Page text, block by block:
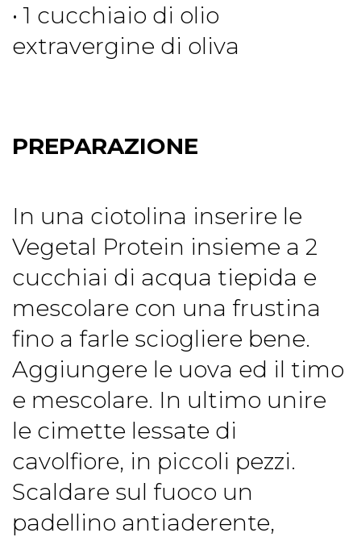
• 1 cucchiaio di olio
extravergine di oliva
PREPARAZIONE
In una ciotolina inserire le
Vegetal Protein insieme a 2
cucchiai di acqua tiepida e
mescolare con una frustina
fino a farle sciogliere bene.
Aggiungere le uova ed il timo
e mescolare. In ultimo unire
le cimette lessate di
cavolfiore, in piccoli pezzi.
Scaldare sul fuoco un
padellino antiaderente,